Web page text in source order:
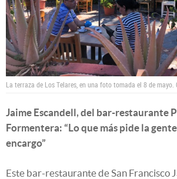
La terraza de Los Telares, en una foto tomada el 8 de mayo.
Jaime Escandell, del bar-restaurante
Formentera: “Lo que más pide la
encargo”
Este bar-restaurante de San Francisco